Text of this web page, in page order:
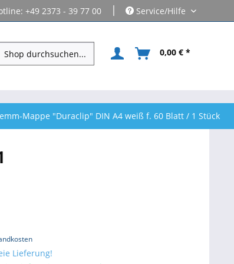
+49 2373 - 39 77 00 | Service/Hilfe
0,00 € *
Mappe "Duraclip" DIN A4 weiß f. 60 Blatt / 1 Stück
Lieferung!